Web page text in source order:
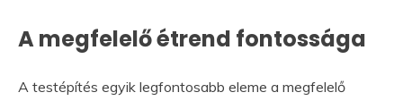
A megfelelő étrend fontossága
A testépítés egyik legfontosabb eleme a megfelelő